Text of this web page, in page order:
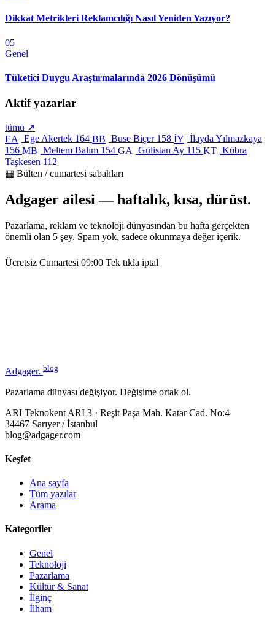
Dikkat Metrikleri Reklamcılığı Nasıl Yeniden Yazıyor?
05
Genel
Tüketici Duygu Araştırmalarında 2026 Dönüşümü
Aktif yazarlar
tümü ↗
EA
Ege Akertek 164 BB Buse Biçer 158 İY İlayda Yılmazkaya
156 MB Meltem Balım 154 GA Gülistan Ay 115 KT Kübra
Taşkesen 112
▦ Bülten / cumartesi sabahları
Adgager ailesi — haftalık, kısa, dürüst.
Pazarlama, reklam ve teknoloji dünyasından bu hafta gerçekten
önemli olan 5 şey. Spam yok, sadece okunmaya değer içerik.
Ücretsiz Cumartesi 09:00 Tek tıkla iptal
Adgager. blog
Pazarlama dünyası değişiyor. Değişime ortak ol.
ARI Teknokent ARI 3 · Reşit Paşa Mah. Katar Cad. No:4
34467 Sarıyer / İstanbul
blog@adgager.com
Keşfet
Ana sayfa
Tüm yazılar
Arama
Kategoriler
Genel
Teknoloji
Pazarlama
Kültür & Sanat
İlginç
İlham